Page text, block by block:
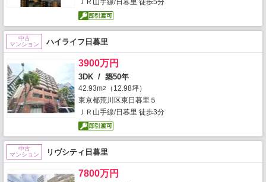
ＪＲ山手線/日暮里 徒歩5分
中古
マンション
ハイライフ日暮里
3900万円
3DK / 築50年
42.93m2
（12.98坪）
東京都荒川区東日暮里５
ＪＲ山手線/日暮里 徒歩3分
中古
マンション
リヴシティ日暮里
7800万円